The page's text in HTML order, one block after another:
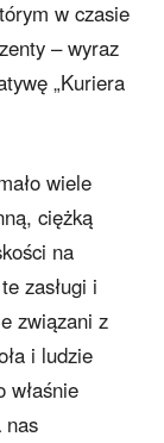
w czasie
– wyraz
„Kuriera
wiele
ciężką
na
zasługi i
związani z
i ludzie
właśnie
nas